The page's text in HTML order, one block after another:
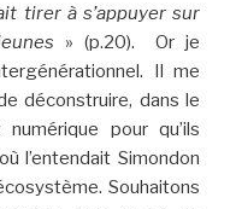
tirer à s’appuyer sur
» (p.20). Or je
Il me
déconstruire, dans le
pour qu’ils
l’entendait Simondon
Souhaitons